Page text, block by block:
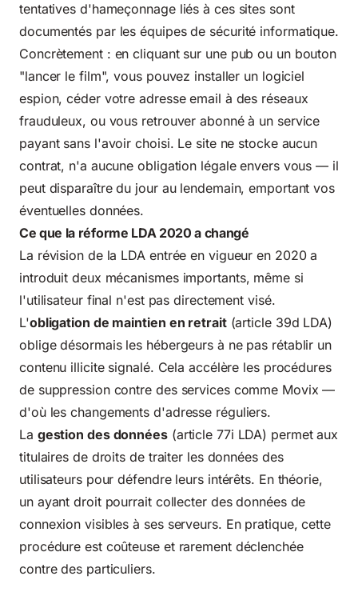
tentatives d'hameçonnage liés à ces sites sont
documentés par les équipes de sécurité informatique.
Concrètement : en cliquant sur une pub ou un bouton
"lancer le film", vous pouvez installer un logiciel
espion, céder votre adresse email à des réseaux
frauduleux, ou vous retrouver abonné à un service
payant sans l'avoir choisi. Le site ne stocke aucun
contrat, n'a aucune obligation légale envers vous — il
peut disparaître du jour au lendemain, emportant vos
éventuelles données.
Ce que la réforme LDA 2020 a changé
La révision de la LDA entrée en vigueur en 2020 a
introduit deux mécanismes importants, même si
l'utilisateur final n'est pas directement visé.
L'obligation de maintien en retrait(article 39d LDA)
oblige désormais les hébergeurs à ne pas rétablir un
contenu illicite signalé. Cela accélère les procédures
de suppression contre des services comme Movix —
d'où les changements d'adresse réguliers.
La gestion des données(article 77i LDA) permet aux
titulaires de droits de traiter les données des
utilisateurs pour défendre leurs intérêts. En théorie,
un ayant droit pourrait collecter des données de
connexion visibles à ses serveurs. En pratique, cette
procédure est coûteuse et rarement déclenchée
contre des particuliers.